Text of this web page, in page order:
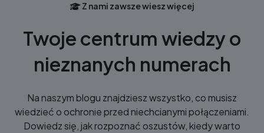
Z nami zawsze wiesz więcej
Twoje centrum wiedzy o
nieznanych numerach
Na naszym blogu znajdziesz wszystko, co musisz
wiedzieć o ochronie przed niechcianymi połączeniami.
Dowiedz się, jak rozpoznać oszustów, kiedy warto